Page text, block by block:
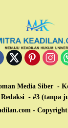
Media Siber
Redaksi
#3 (tanpa
- Copyright